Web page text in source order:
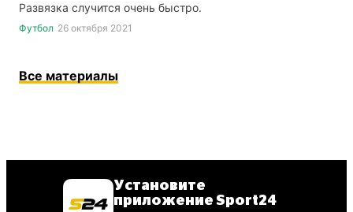
Развязка случится очень быстро.
Футбол 26 октября 2021
Все материалы
Установите
приложение Sport24